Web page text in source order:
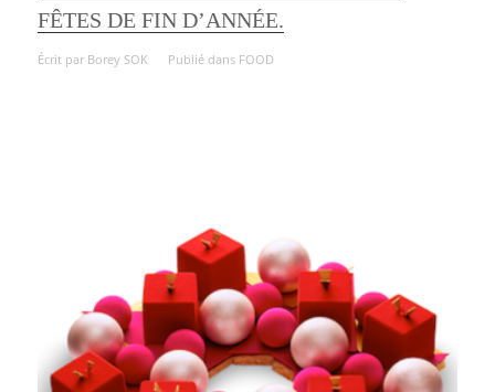
FÊTES DE FIN D’ANNÉE.
Écrit par Borey SOK Publié dans FOOD